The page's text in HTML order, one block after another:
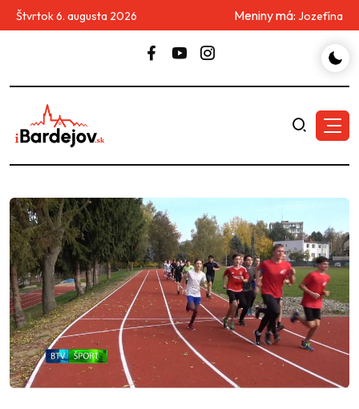
Štvrtok 6. augusta 2026 Meniny má: Jozefína